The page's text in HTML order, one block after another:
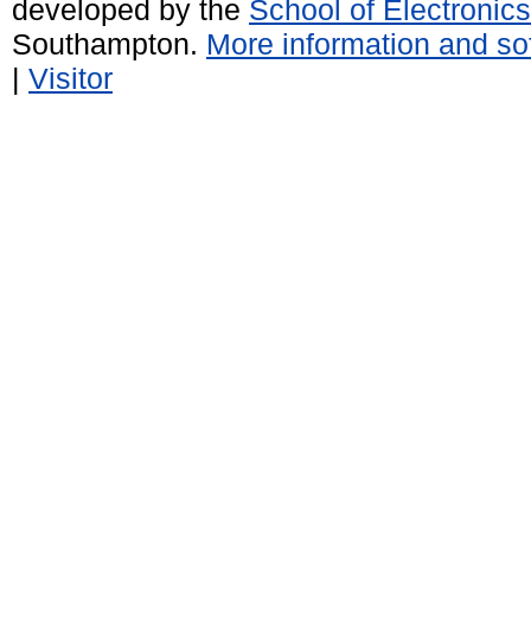
developed by the School of
Southampton. More information and
| Visitor